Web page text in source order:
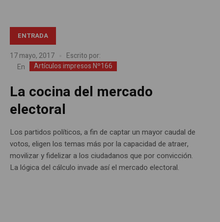
ENTRADA
17 mayo, 2017
Escrito por:
En
Artículos impresos Nº166
La cocina del mercado
electoral
Los partidos políticos, a fin de captar un mayor caudal de
votos, eligen los temas más por la capacidad de atraer,
movilizar y fidelizar a los ciudadanos que por convicción.
La lógica del cálculo invade así el mercado electoral.